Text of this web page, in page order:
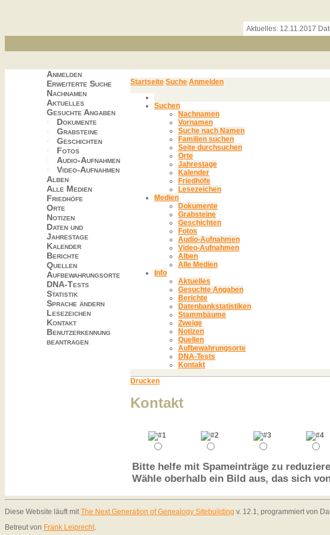
Aktuelles: 12.11.2017
Anmelden
Erweiterte Suche
Nachnamen
Aktuelles
Gesuchte Angaben
Dokumente
Grabsteine
Geschichten
Fotos
Audio-Aufnahmen
Video-Aufnahmen
Alben
Alle Medien
Friedhöfe
Orte
Notizen
Daten und
Jahrestage
Kalender
Berichte
Quellen
Aufbewahrungsorte
DNA-Tests
Statistik
Sprache ändern
Lesezeichen
Kontakt
Benutzerkennung
beantragen
Startseite Suche Anmelden
Suchen
Nachnamen
Vornamen
Suche nach Namen
Familien suchen
Seite durchsuchen
Orte
Jahrestage
Kalender
Friedhöfe
Lesezeichen
Medien
Dokumente
Grabsteine
Geschichten
Fotos
Audio-Aufnahmen
Video-Aufnahmen
Alben
Alle Medien
Info
Aktuelles
Gesuchte Angaben
Berichte
Datenbankstatistiken
Stammbäume
Zweige
Notizen
Quellen
Aufbewahrungsorte
DNA-Tests
Kontakt
Drucken
Kontakt
Bitte helfe mit Spameinträge zu
Wähle oberhalb ein Bild aus, das sich
Diese Website läuft mitThe Next Generation of Genealogy Sitebuilding v. 12.1, programmiert von
Betreut von Frank Leiprecht.